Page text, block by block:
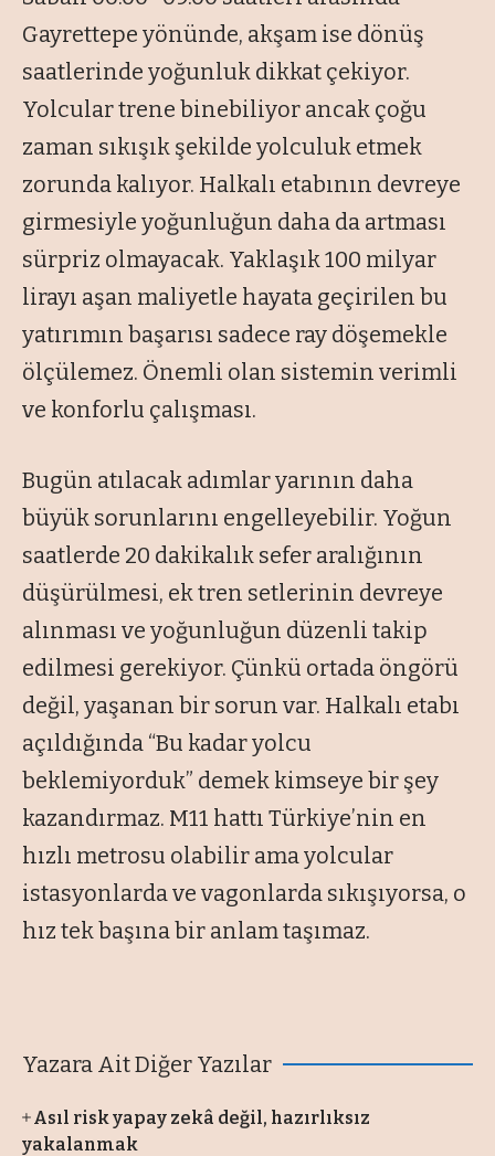
Gayrettepe yönünde, akşam ise dönüş
saatlerinde yoğunluk dikkat çekiyor.
Yolcular trene binebiliyor ancak çoğu
zaman sıkışık şekilde yolculuk etmek
zorunda kalıyor. Halkalı etabının devreye
girmesiyle yoğunluğun daha da artması
sürpriz olmayacak. Yaklaşık 100 milyar
lirayı aşan maliyetle hayata geçirilen bu
yatırımın başarısı sadece ray döşemekle
ölçülemez. Önemli olan sistemin verimli
ve konforlu çalışması.
Bugün atılacak adımlar yarının daha
büyük sorunlarını engelleyebilir. Yoğun
saatlerde 20 dakikalık sefer aralığının
düşürülmesi, ek tren setlerinin devreye
alınması ve yoğunluğun düzenli takip
edilmesi gerekiyor. Çünkü ortada öngörü
değil, yaşanan bir sorun var. Halkalı etabı
açıldığında “Bu kadar yolcu
beklemiyorduk” demek kimseye bir şey
kazandırmaz. M11 hattı Türkiye’nin en
hızlı metrosu olabilir ama yolcular
istasyonlarda ve vagonlarda sıkışıyorsa, o
hız tek başına bir anlam taşımaz.
Yazara Ait Diğer Yazılar
Asıl risk yapay zekâ değil, hazırlıksız
yakalanmak